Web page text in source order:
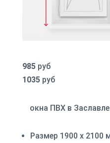
985руб
1035руб
окна ПВХ в
Размер 1900 х 2100